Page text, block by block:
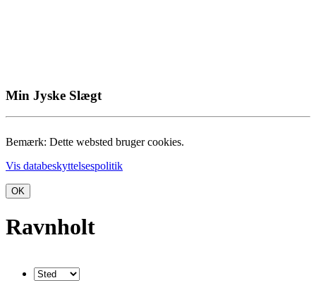
Min Jyske Slægt
Bemærk: Dette websted bruger cookies.
Vis databeskyttelsespolitik
OK
Ravnholt